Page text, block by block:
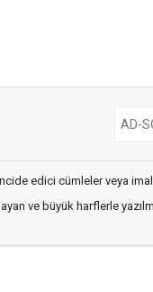
edici cümleler veya
ve büyük harflerle